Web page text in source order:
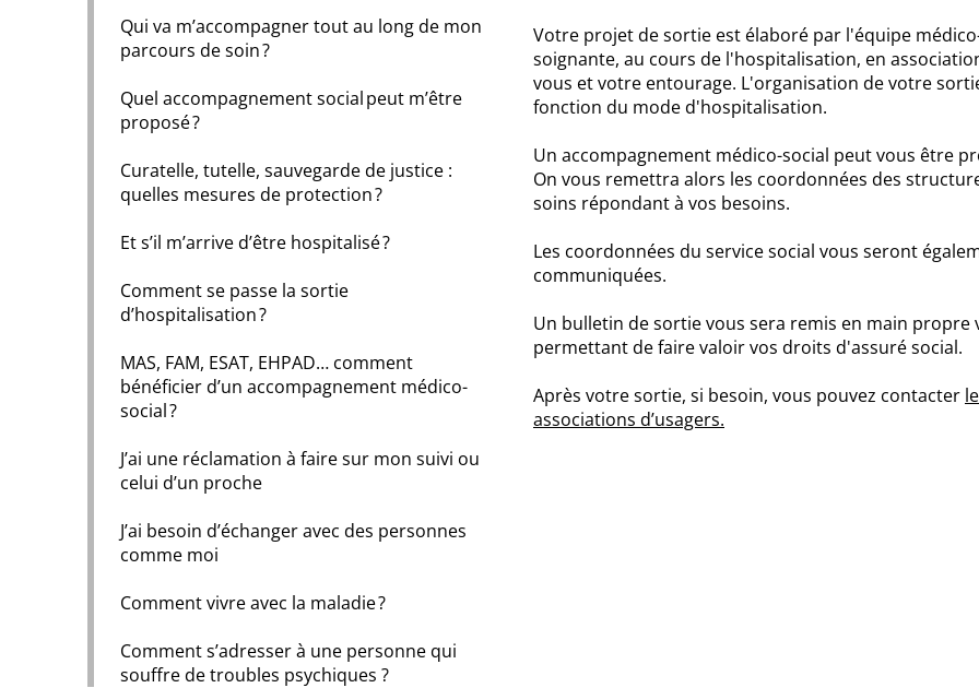
Votre projet de sortie est élaboré par l'équipe
soignante, au cours de l'hospitalisation, en
vous et votre entourage. L'organisation de votre
fonction du mode d'hospitalisation.
Un accompagnement médico-social peut vous être
On vous remettra alors les coordonnées des
soins répondant à vos besoins.
Les coordonnées du service social vous seront
communiquées.
Un bulletin de sortie vous sera remis en main propre
permettant de faire valoir vos droits d'assuré social.
Après votre sortie, si besoin, vous pouvez contacter
associations d’usagers.
Qui va m’accompagner tout au long de mon
parcours de soin ?
Quel accompagnement social peut m’être
proposé ?
Curatelle, tutelle, sauvegarde de justice :
quelles mesures de protection ?
Et s’il m’arrive d’être hospitalisé ?
Comment se passe la sortie
d’hospitalisation ?
MAS, FAM, ESAT, EHPAD… comment
bénéficier d’un accompagnement médico-
social ?
J’ai une réclamation à faire sur mon suivi ou
celui d’un proche
J’ai besoin d’échanger avec des personnes
comme moi
Comment vivre avec la maladie ?
Comment s’adresser à une personne qui
souffre de troubles psychiques ?